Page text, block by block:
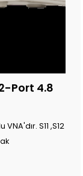
Port 4.8
S11 ,S12